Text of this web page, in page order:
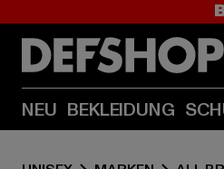
NEU BEKLEIDUNG